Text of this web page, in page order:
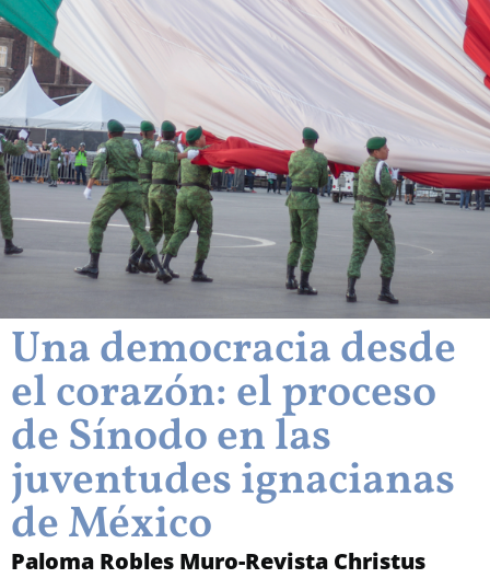
Una democracia desde
el corazón: el proceso
de Sínodo en las
juventudes ignacianas
de México
Paloma Robles Muro-Revista Christus